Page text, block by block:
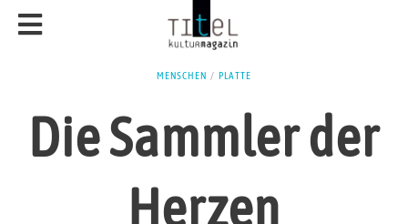
MENSCHEN / PLATTE
Die Sammler der
Herzen